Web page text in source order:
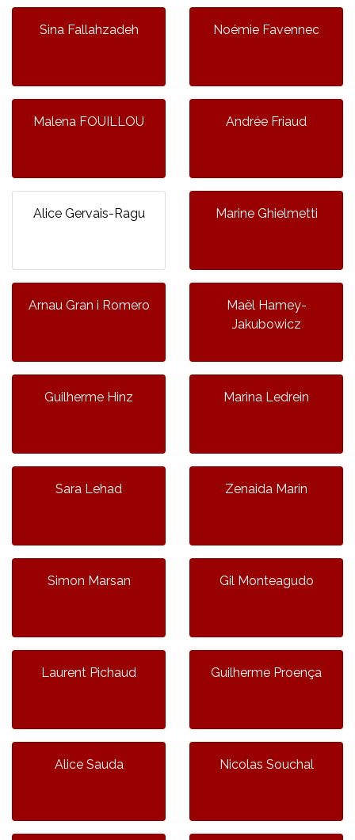
Sina Fallahzadeh Noémie Favennec
Malena FOUILLOU Andrée Friaud
Alice Gervais-Ragu Marine Ghielmetti
Arnau Gran i Romero
Maël Hamey-
Jakubowicz
Guilherme Hinz Marina Ledrein
Sara Lehad Zenaida Marin
Simon Marsan Gil Monteagudo
Laurent Pichaud Guilherme Proença
Alice Sauda Nicolas Souchal